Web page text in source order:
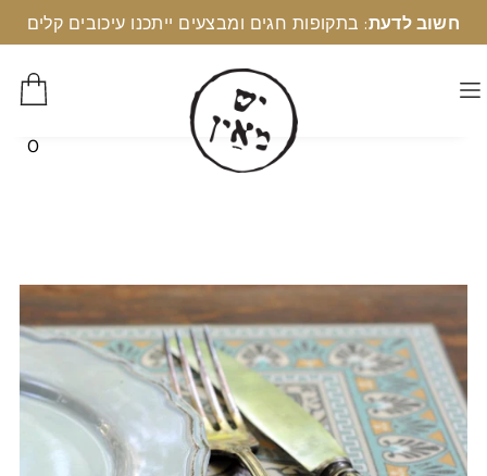
חשוב לדעת: בתקופות חגים ומבצעים ייתכנו עיכובים קלים
0